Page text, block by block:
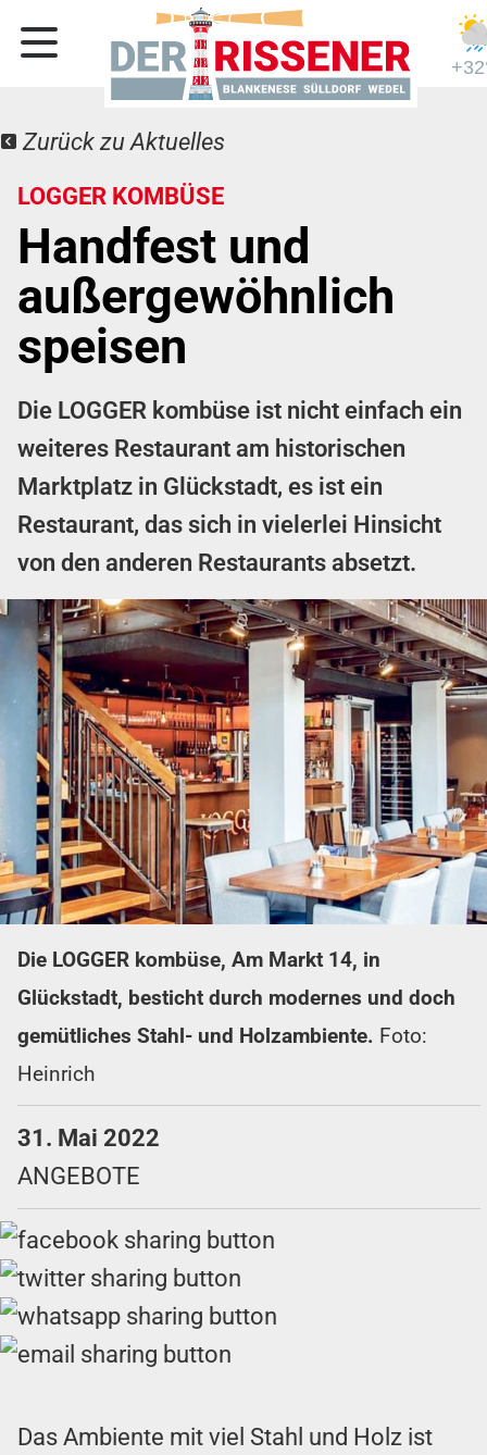
Zurück zu Aktuelles
LOGGER KOMBÜSE
Handfest und
außergewöhnlich
speisen
Die LOGGER kombüse ist nicht einfach ein
weiteres Restaurant am historischen
Marktplatz in Glückstadt, es ist ein
Restaurant, das sich in vielerlei Hinsicht
von den anderen Restaurants absetzt.
Die LOGGER kombüse, Am Markt 14, in
Glückstadt, besticht durch modernes und doch
gemütliches Stahl- und Holzambiente. Foto:
Heinrich
31. Mai 2022
ANGEBOTE
Das Ambiente mit viel Stahl und Holz ist